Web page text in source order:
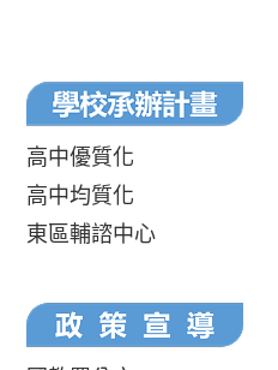
高中優質化
高中均質化
東區輔諮中心